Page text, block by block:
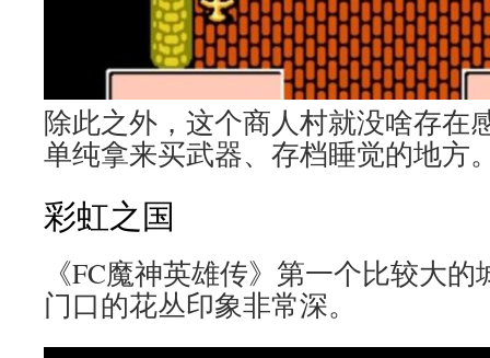
除此之外，这个商人村就没啥存在
单纯拿来买武器、存档睡觉的地方
彩虹之国
《FC魔神英雄传》第一个比较大
门口的花丛印象非常深。